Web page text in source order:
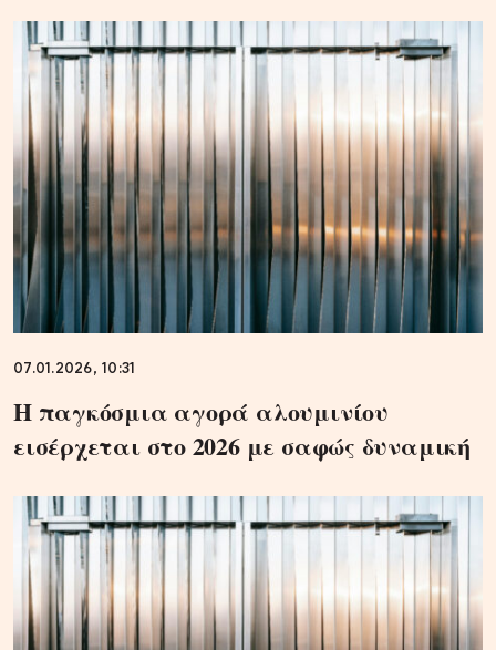
07.01.2026, 10:31
Η παγκόσμια αγορά αλουμινίου
εισέρχεται στο 2026 με σαφώς δυναμική